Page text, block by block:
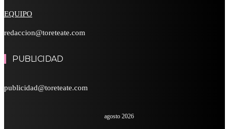
EQUIPO
redaccion@toreteate.com
PUBLICIDAD
publicidad@toreteate.com
agosto 2026